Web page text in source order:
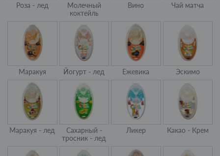
Роза - лед
Молечный
коктейль
Вино Чай матча
Маракуя Йогурт - лед Ежевика Эскимо
Маракуя - лед
Сахарный -
тросник - лед
Ликер Какао - Крем